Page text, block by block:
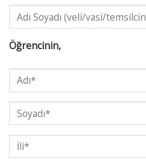
Öğrencinin,